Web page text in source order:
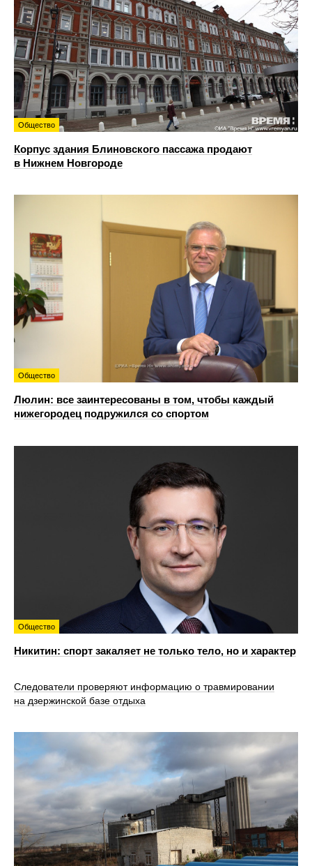
Общество
Корпус здания Блиновского пассажа продают
в Нижнем Новгороде
Общество
Люлин: все заинтересованы в том, чтобы каждый
нижегородец подружился со спортом
Общество
Никитин: спорт закаляет не только тело, но и характер
Следователи проверяют информацию о травмировании
на дзержинской базе отдыха